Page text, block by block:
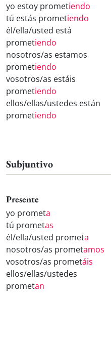
yo estoy prometiendo
tú estás prometiendo
él/ella/usted está
prometiendo
nosotros/as estamos
prometiendo
vosotros/as estáis
prometiendo
ellos/ellas/ustedes están
prometiendo
Subjuntivo
Presente
yo prometa
tú prometas
él/ella/usted prometa
nosotros/as prometamos
vosotros/as prometáis
ellos/ellas/ustedes
prometan